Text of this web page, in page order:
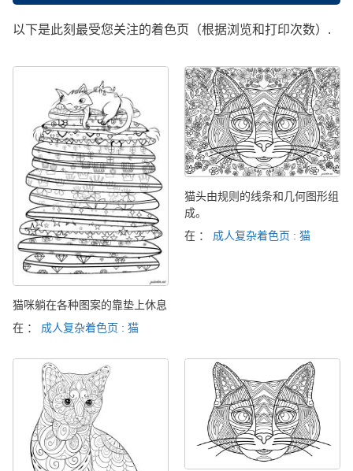
以下是此刻最受您关注的着色页（根据浏览和打印次数）.
猫咪躺在各种图案的靠垫上休息
在 ： 成人复杂着色页 : 猫
猫头由规则的线条和几何图形组
成。
在 ： 成人复杂着色页 : 猫